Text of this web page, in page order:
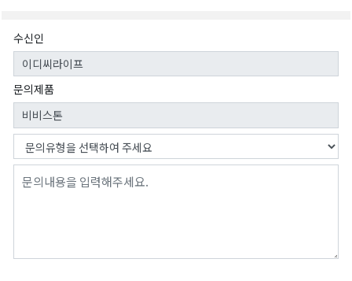
수신인
문의제품